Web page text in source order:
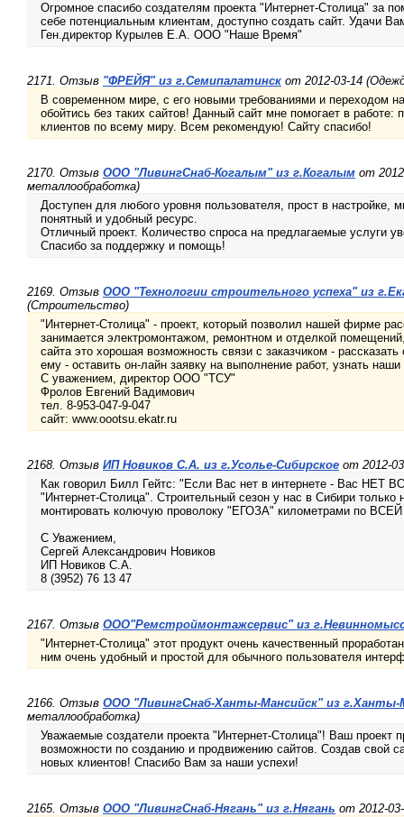
Огромное спасибо создателям проекта "Интернет-Столица" за
себе потенциальным клиентам, доступно создать сайт. Удачи
Ген.директор Курылев Е.А. ООО "Наше Время"
2171. Отзыв "ФРЕЙЯ" из г.Семипалатинск от 2012-03-14
В современном мире, с его новыми требованиями и переходом
обойтись без таких сайтов! Данный сайт мне помогает в работе:
клиентов по всему миру. Всем рекомендую! Сайту спасибо!
2170. Отзыв ООО "ЛивингСнаб-Когалым" из г.Когалым от
металлообработка)
Доступен для любого уровня пользователя, прост в настройке,
понятный и удобный ресурс.
Отличный проект. Количество спроса на предлагаемые услуги
Спасибо за поддержку и помощь!
2169. Отзыв ООО "Технологии строительного успеха" из
(Строительство)
"Интернет-Столица" - проект, который позволил нашей фирме
занимается электромонтажом, ремонтном и отделкой
сайта это хорошая возможность связи с заказчиком -
ему - оставить он-лайн заявку на выполнение работ, узнать
С уважением, директор ООО "ТСУ"
Фролов Евгений Вадимович
тел. 8-953-047-9-047
сайт: www.oootsu.ekatr.ru
2168. Отзыв ИП Новиков С.А. из г.Усолье-Сибирское от 2012-
Как говорил Билл Гейтс: "Если Вас нет в интернете - Вас НЕТ
"Интернет-Столица". Строительный сезон у нас в Сибири только
монтировать колючую проволоку "ЕГОЗА" километрами по ВСЕЙ
С Уважением,
Сергей Александрович Новиков
ИП Новиков С.А.
8 (3952) 76 13 47
2167. Отзыв ООО"Ремстроймонтажсервис" из
"Интернет-Столица" этот продукт очень качественный
ним очень удобный и простой для обычного пользователя
2166. Отзыв ООО "ЛивингСнаб-Ханты-Мансийск" из г.Ханты-
металлообработка)
Уважаемые создатели проекта "Интернет-Столица"! Ваш проект
возможности по созданию и продвижению сайтов. Создав свой
новых клиентов! Спасибо Вам за наши успехи!
2165. Отзыв ООО "ЛивингСнаб-Нягань" из г.Нягань от 2012-